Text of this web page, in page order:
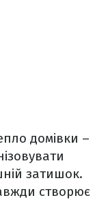
домівки –
затишок.
створює